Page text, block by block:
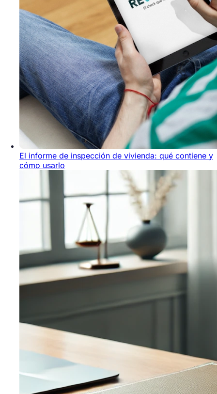
El informe de inspección de vivienda: qué contiene y
cómo usarlo